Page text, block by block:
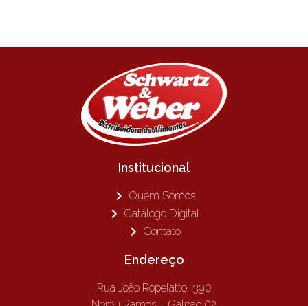
Institucional
Quem Somos
Catálogo Digital
Contato
Endereço
Rua João Ropelatto, 390